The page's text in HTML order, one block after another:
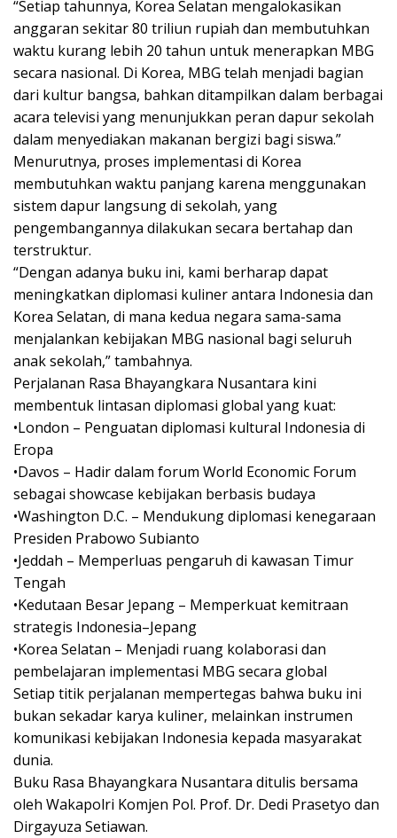
“Setiap tahunnya, Korea Selatan mengalokasikan
anggaran sekitar 80 triliun rupiah dan membutuhkan
waktu kurang lebih 20 tahun untuk menerapkan MBG
secara nasional. Di Korea, MBG telah menjadi bagian
dari kultur bangsa, bahkan ditampilkan dalam berbagai
acara televisi yang menunjukkan peran dapur sekolah
dalam menyediakan makanan bergizi bagi siswa.”
Menurutnya, proses implementasi di Korea
membutuhkan waktu panjang karena menggunakan
sistem dapur langsung di sekolah, yang
pengembangannya dilakukan secara bertahap dan
terstruktur.
“Dengan adanya buku ini, kami berharap dapat
meningkatkan diplomasi kuliner antara Indonesia dan
Korea Selatan, di mana kedua negara sama-sama
menjalankan kebijakan MBG nasional bagi seluruh
anak sekolah,” tambahnya.
Perjalanan Rasa Bhayangkara Nusantara kini
membentuk lintasan diplomasi global yang kuat:
•London – Penguatan diplomasi kultural Indonesia di
Eropa
•Davos – Hadir dalam forum World Economic Forum
sebagai showcase kebijakan berbasis budaya
•Washington D.C. – Mendukung diplomasi kenegaraan
Presiden Prabowo Subianto
•Jeddah – Memperluas pengaruh di kawasan Timur
Tengah
•Kedutaan Besar Jepang – Memperkuat kemitraan
strategis Indonesia–Jepang
•Korea Selatan – Menjadi ruang kolaborasi dan
pembelajaran implementasi MBG secara global
Setiap titik perjalanan mempertegas bahwa buku ini
bukan sekadar karya kuliner, melainkan instrumen
komunikasi kebijakan Indonesia kepada masyarakat
dunia.
Buku Rasa Bhayangkara Nusantara ditulis bersama
oleh Wakapolri Komjen Pol. Prof. Dr. Dedi Prasetyo dan
Dirgayuza Setiawan.